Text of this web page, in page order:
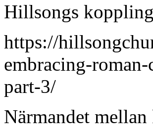
Hillsongs
https://
embracing-
part-3/
Närmandet